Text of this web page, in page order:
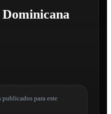
para este